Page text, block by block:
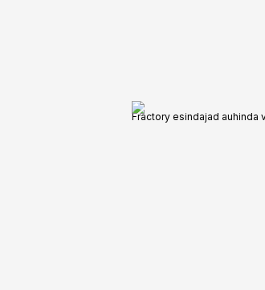
Fractory esindajad auhinda